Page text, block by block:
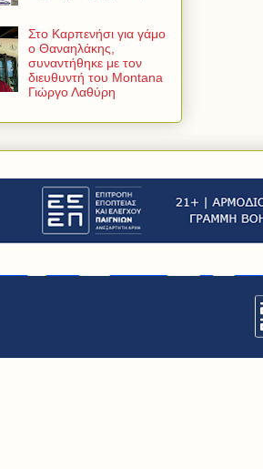
Στο Καρπενήσι για γάμο
ο Θαναηλάκης,
συναντήθηκε με τον
διευθυντή του Montana
Γιώργο Λαθύρη